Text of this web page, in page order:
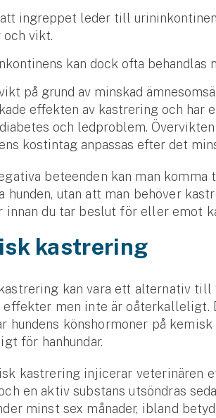
ingreppet leder till
och vikt.
kan dock ofta behandlas
på grund av minskad
effekten av kastrering och har
och ledproblem.
kostintag anpassas efter det
beteenden kan man
hunden, utan att man behöver
innan du tar beslut för eller emot
kastrering
kan vara ett alternativ
effekter men inte är oåterkalleligt.
hundens könshormoner på
för hanhundar.
kastrering injicerar veterinären
en aktiv substans utsöndras
minst sex månader, ibland